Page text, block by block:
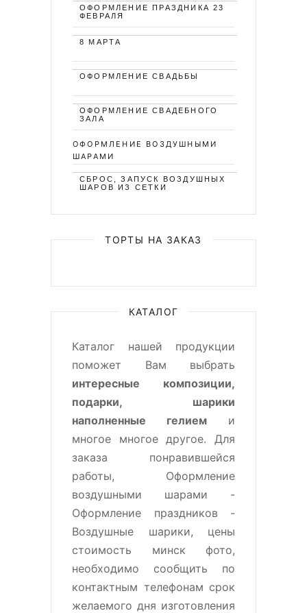
ОФОРМЛЕНИЕ ПРАЗДНИКА 23
ФЕВРАЛЯ
8 МАРТА
ОФОРМЛЕНИЕ СВАДЬБЫ
ОФОРМЛЕНИЕ СВАДЕБНОГО
ЗАЛА
ОФОРМЛЕНИЕ ВОЗДУШНЫМИ
ШАРАМИ
СБРОС, ЗАПУСК ВОЗДУШНЫХ
ШАРОВ ИЗ СЕТКИ
ТОРТЫ НА ЗАКАЗ
КАТАЛОГ
Каталог нашей продукции
поможет Вам выбрать
интересные композиции,
подарки, шарики
наполненные гелием и
многое многое другое. Для
заказа понравившейся
работы, Оформление
воздушными шарами -
Оформление праздников -
Воздушные шарики, цены
стоимость минск фото,
необходимо сообщить по
контактным телефонам срок
желаемого дня изготовления